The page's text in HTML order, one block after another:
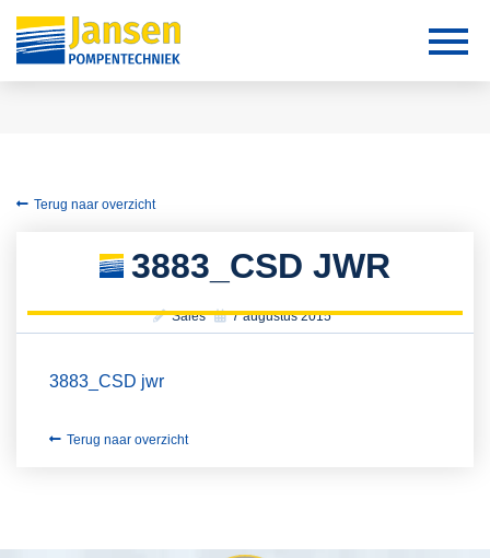
Terug naar overzicht
3883_CSD JWR
Sales 7 augustus 2015
3883_CSD jwr
Terug naar overzicht